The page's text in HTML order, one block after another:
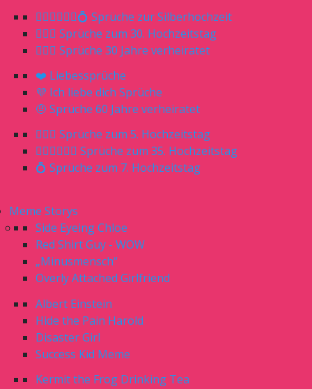
👰🏼‍♀️🤵🏼‍♂️💍 Sprüche zur Silberhochzeit
👰🏼‍♀️ Sprüche zum 30. Hochzeitstag
🤷🏼‍♀️ Sprüche 30 Jahre verheiratet
❤️ Liebessprüche
💜 Ich liebe dich Sprüche
🤨 Sprüche 60 Jahre verheiratet
🤵🏼‍♀️ Sprüche zum 5. Hochzeitstag
🤵🏼‍♂️👰🏼‍♀️ Sprüche zum 35. Hochzeitstag
💍 Sprüche zum 7. Hochzeitstag
Meme Storys
Side Eyeing Chloe
Red Shirt Guy - WOW
„Minusmensch“
Overly Attached Girlfriend
Albert Einstein
Hide the Pain Harold
Disaster Girl
Success Kid Meme
Kermit the Frog Drinking Tea